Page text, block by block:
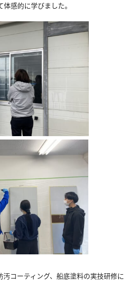
感的に学びました。
汚コーティング、船底塗料の実技研修に